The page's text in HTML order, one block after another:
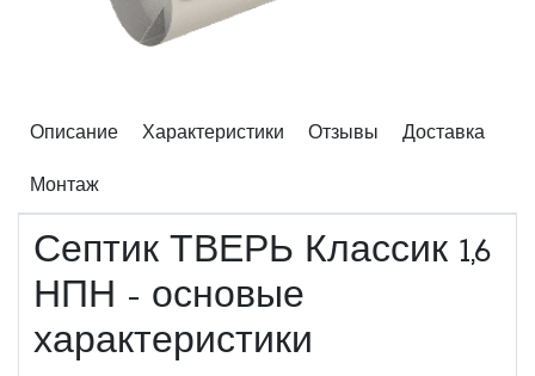
Описание Характеристики Отзывы Доставка
Монтаж
Септик ТВЕРЬ Классик 1,6
НПН - основые
характеристики